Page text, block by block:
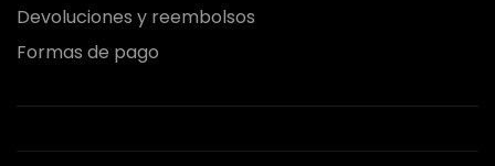
Devoluciones y reembolsos
Formas de pago